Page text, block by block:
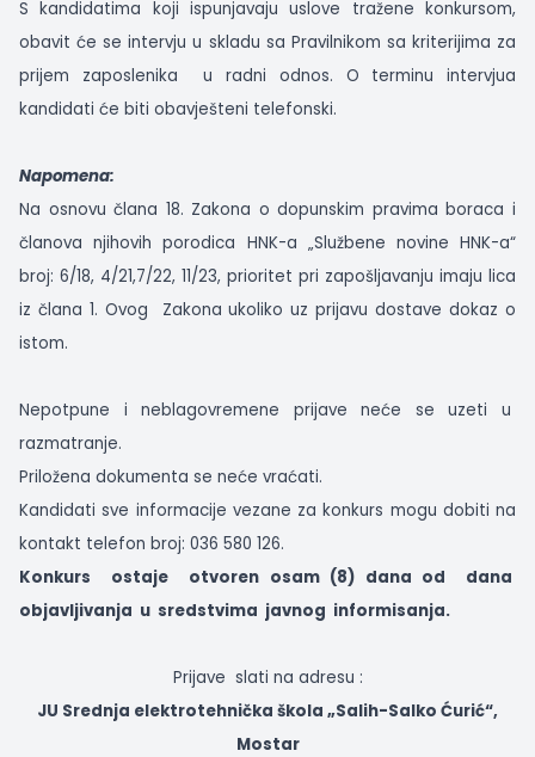
S kandidatima koji ispunjavaju uslove tražene konkursom,
obavit će se intervju u skladu sa Pravilnikom sa kriterijima za
prijem zaposlenika
u radni odnos. O terminu intervjua
kandidati će biti obavješteni telefonski.
Napomena:
Na osnovu člana 18. Zakona o dopunskim pravima boraca i
članova njihovih porodica HNK-a „Službene novine HNK-a“
broj: 6/18, 4/21,7/22, 11/23, prioritet pri zapošljavanju imaju lica
iz člana 1. Ovog
Zakona ukoliko uz prijavu dostave dokaz o
istom.
Nepotpune i neblagovremene prijave neće se uzeti
u
razmatranje.
Priložena dokumenta se neće vraćati.
Kandidati sve informacije vezane za konkurs mogu dobiti na
kontakt telefon broj: 036 580 126.
Konkurs
ostaje otvoren osam (8) dana od
dana
objavljivanja u sredstvima javnog informisanja.
Prijave slati na adresu :
JU Srednja elektrotehnička škola „Salih-Salko Ćurić“,
Mostar